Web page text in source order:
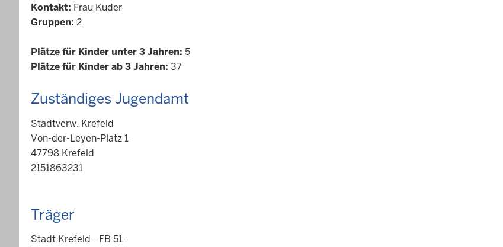
Kontakt: Frau Kuder
Gruppen: 2
Plätze für Kinder unter 3 Jahren: 5
Plätze für Kinder ab 3 Jahren: 37
Zuständiges Jugendamt
Stadtverw. Krefeld
Von-der-Leyen-Platz 1
47798 Krefeld
2151863231
Träger
Stadt Krefeld - FB 51 -